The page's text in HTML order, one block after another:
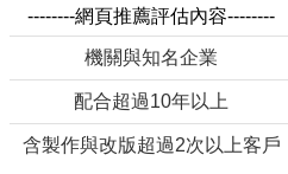
--------網頁推薦評估內容--------
機關與知名企業
配合超過10年以上
含製作與改版超過2次以上客戶